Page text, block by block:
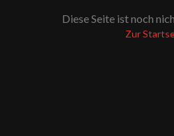
Diese Seite ist noch
Zur